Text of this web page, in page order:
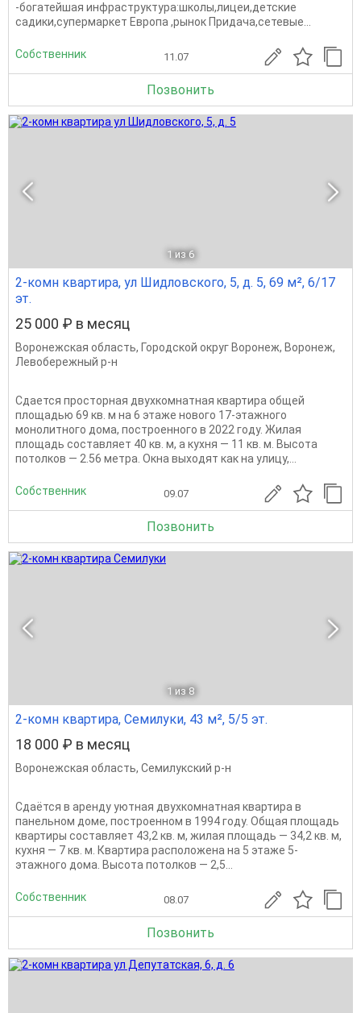
-богатейшая инфраструктура:школы,лицеи,детские
садики,супермаркет Европа ,рынок Придача,сетевые...
Собственник 11.07
Позвонить
1 из 6
2-комн квартира, ул Шидловского, 5, д. 5, 69 м², 6/17
эт.
25 000 ₽ в месяц
Воронежская область, Городской округ Воронеж, Воронеж,
Левобережный р-н
Сдается просторная двухкомнатная квартира общей
площадью 69 кв. м на 6 этаже нового 17-этажного
монолитного дома, построенного в 2022 году. Жилая
площадь составляет 40 кв. м, а кухня — 11 кв. м. Высота
потолков — 2.56 метра. Окна выходят как на улицу,...
Собственник 09.07
Позвонить
1 из 8
2-комн квартира, Семилуки, 43 м², 5/5 эт.
18 000 ₽ в месяц
Воронежская область, Семилукский р-н
Сдаётся в аренду уютная двухкомнатная квартира в
панельном доме, построенном в 1994 году. Общая площадь
квартиры составляет 43,2 кв. м, жилая площадь — 34,2 кв. м,
кухня — 7 кв. м. Квартира расположена на 5 этаже 5-
этажного дома. Высота потолков — 2,5...
Собственник 08.07
Позвонить